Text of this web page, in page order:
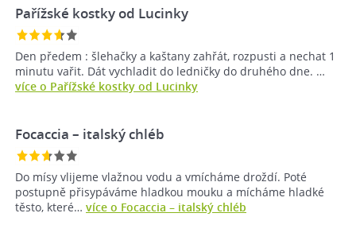
Pařížské kostky od Lucinky
Den předem : šlehačky a kaštany zahřát, rozpusti a nechat 1
minutu vařit. Dát vychladit do ledničky do druhého dne. …
více o Pařížské kostky od Lucinky
Focaccia – italský chléb
Do mísy vlijeme vlažnou vodu a vmícháme droždí. Poté
postupně přisypáváme hladkou mouku a mícháme hladké
těsto, které… více o Focaccia – italský chléb